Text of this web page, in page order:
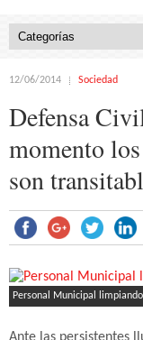
12/06/2014 Sociedad
Defensa
momento
son
Personal Municipal